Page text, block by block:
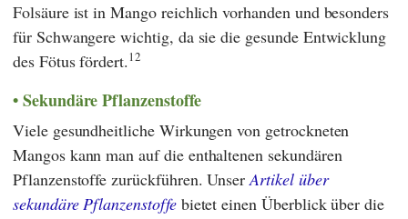
Folsäure ist in Mango reichlich vorhanden und besonders
für Schwangere wichtig, da sie die gesunde Entwicklung
des Fötus fördert.12
Sekundäre Pflanzenstoffe
Viele gesundheitliche Wirkungen von getrockneten
Mangos kann man auf die enthaltenen sekundären
Pflanzenstoffe zurückführen. UnserArtikel über
sekundäre Pflanzenstoffebietet einen Überblick über die